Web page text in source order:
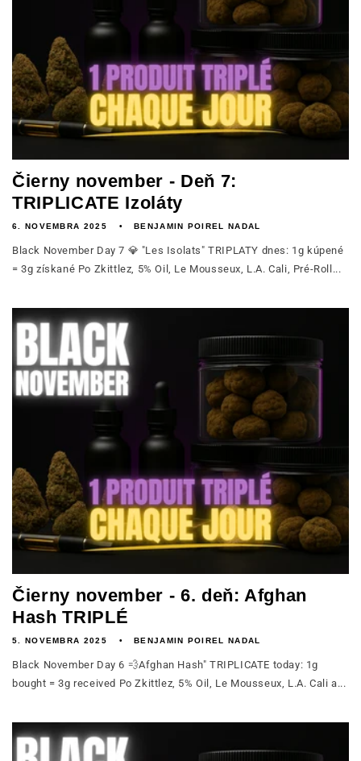
Čierny november - Deň 7:
TRIPLICATE Izoláty
6. NOVEMBRA 2025 BENJAMIN POIREL NADAL
Black November Day 7 💎 "Les Isolats" TRIPLATY dnes: 1g kúpené
= 3g získané Po Zkittlez, 5% Oil, Le Mousseux, L.A. Cali, Pré-Roll...
Čierny november - 6. deň: Afghan
Hash TRIPLÉ
5. NOVEMBRA 2025 BENJAMIN POIREL NADAL
Black November Day 6 💨Afghan Hash" TRIPLICATE today: 1g
bought = 3g received Po Zkittlez, 5% Oil, Le Mousseux, L.A. Cali a...